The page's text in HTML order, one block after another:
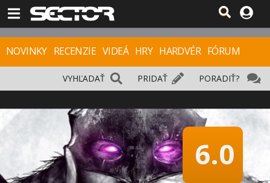
NOVINKY RECENZIE VIDEÁ HRY HARDVÉR FÓRUM
PORADIŤ?
PRIDAŤ
VYHĽADAŤ
6.0